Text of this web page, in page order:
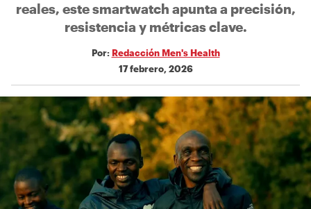
reales, este smartwatch apunta a precisión,
resistencia y métricas clave.
Por: Redacción Men's Health
17 febrero, 2026